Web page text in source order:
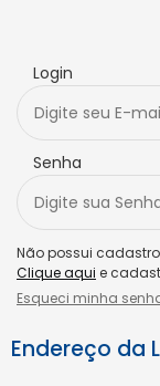
Login
Senha
Não possui
Clique aqui e
Esqueci minha
Endereço da